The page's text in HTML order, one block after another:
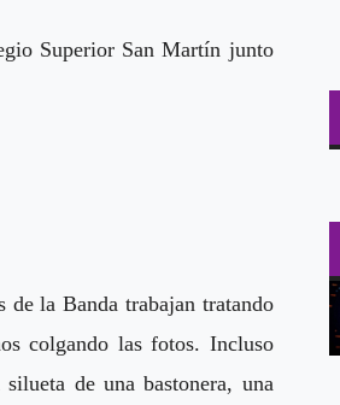
Superior San Martín junto
de la Banda trabajan tratando
colgando las fotos. Incluso
de una bastonera, una